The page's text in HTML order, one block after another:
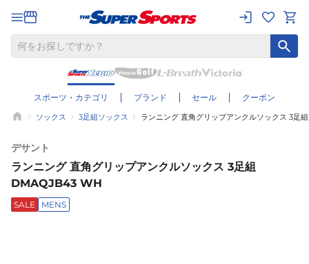
スポーツ・カテゴリ ブランド セール クーポン
ソックス 3足組ソックス ランニング 直角グリップアンクルソックス 3足
デサント
ランニング 直角グリップアンクルソックス 3足組
DMAQJB43 WH
SALE MENS